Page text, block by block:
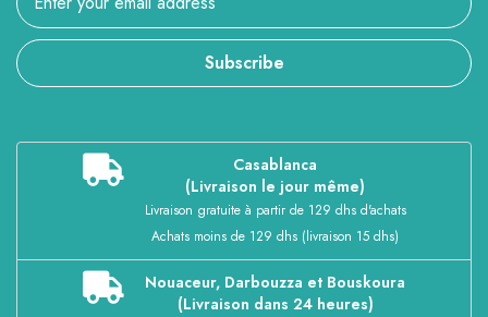
Subscribe
Casablanca
(Livraison le jour même)
Livraison gratuite à partir de 129 dhs d'achats
Achats moins de 129 dhs (livraison 15 dhs)
Nouaceur, Darbouzza et Bouskoura
(Livraison dans 24 heures)